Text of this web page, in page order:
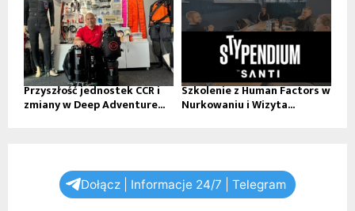
Przyszłość jednostek CCR i
zmiany w Deep Adventure...
Szkolenie z Human Factors w
Nurkowaniu i Wizyta...
Dołącz | Informacje 24/7 | Telegram